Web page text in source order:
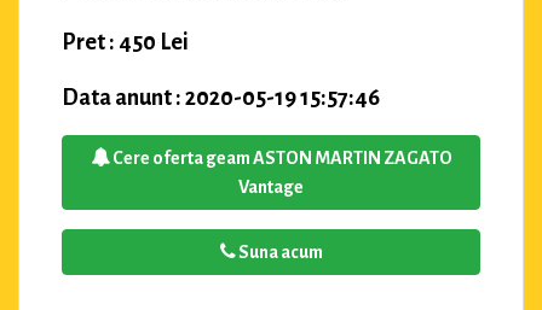
Pret : 450 Lei
Data anunt : 2020-05-19 15:57:46
Cere oferta geam ASTON MARTIN ZAGATO
Vantage
Suna acum